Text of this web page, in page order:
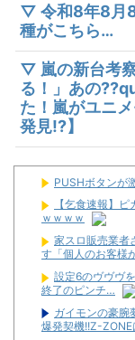
▽ 令和8年8月
種がこちら…
▽ 嵐の新台考
る！」あの
た！嵐がユニ
発見!?】
PUSHボタンが
【乞食速報】
ｗｗｗｗ
家スロ販売業者
す「個人のお客様
設定6のヴヴヴ
終了のピンチ…
ガイモンの豪腕
爆発契機!!Z-ZONE